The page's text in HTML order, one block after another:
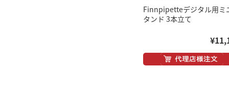
Finnpipetteデジタル用ミ
タンド 3本立て